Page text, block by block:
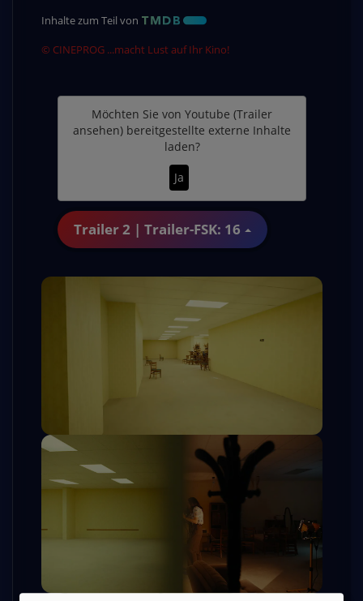
Inhalte zum Teil von
© CINEPROG ...macht Lust auf Ihr Kino!
Möchten Sie von Youtube (Trailer
ansehen) bereitgestellte externe Inhalte
laden?
Ja
Trailer 2 | Trailer-FSK: 16